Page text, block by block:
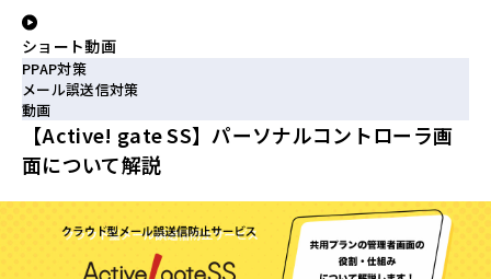
ショート動画
PPAP対策
メール誤送信対策
動画
【Active! gate SS】パーソナルコントローラ画
面について解説